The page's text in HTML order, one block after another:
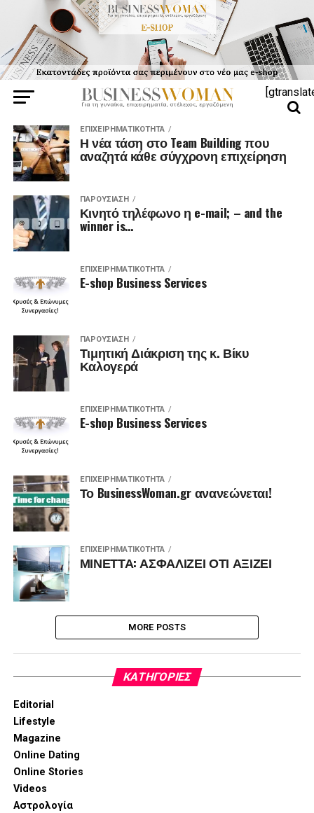
ΕΠΙΧΕΙΡΗΜΑΤΙΚΌΤΗΤΑ
Η νέα τάση στο Team Building που
αναζητά κάθε σύγχρονη επιχείρηση
ΠΑΡΟΥΣΊΑΣΗ
Κινητό τηλέφωνο η e-mail; – and the
winner is…
ΕΠΙΧΕΙΡΗΜΑΤΙΚΌΤΗΤΑ
E-shop Business Services
ΠΑΡΟΥΣΊΑΣΗ
Τιμητική Διάκριση της κ. Βίκυ
Καλογερά
ΕΠΙΧΕΙΡΗΜΑΤΙΚΌΤΗΤΑ
E-shop Business Services
ΕΠΙΧΕΙΡΗΜΑΤΙΚΌΤΗΤΑ
Το BusinessWoman.gr ανανεώνεται!
ΕΠΙΧΕΙΡΗΜΑΤΙΚΌΤΗΤΑ
ΜΙΝΕΤΤΑ: ΑΣΦΑΛΙΖΕΙ ΟΤΙ ΑΞΙΖΕΙ
MORE POSTS
KΑΤΗΓΟΡΊΕΣ
Editorial
Lifestyle
Magazine
Online Dating
Online Stories
Videos
Αστρολογία